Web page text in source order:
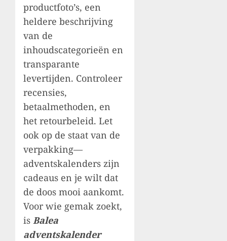
productfoto’s, een
heldere beschrijving
van de
inhoudscategorieën en
transparante
levertijden. Controleer
recensies,
betaalmethoden, en
het retourbeleid. Let
ook op de staat van de
verpakking—
adventskalenders zijn
cadeaus en je wilt dat
de doos mooi aankomt.
Voor wie gemak zoekt,
is Balea
adventskalender